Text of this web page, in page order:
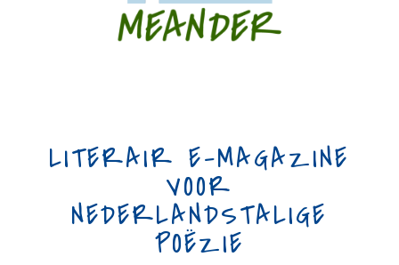
LITERAIR E-MAGAZINE
VOOR
NEDERLANDSTALIGE
POËZIE